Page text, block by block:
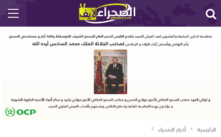
الرئيسية أخبار الصحراء